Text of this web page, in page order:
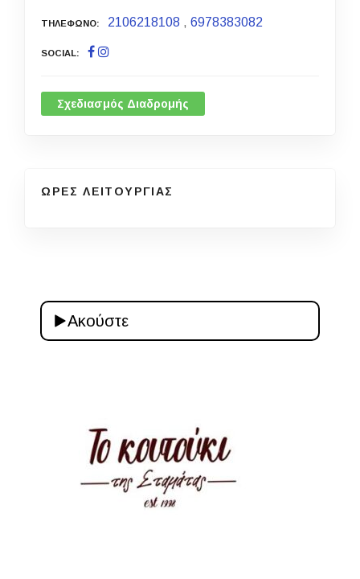
ΤΗΛΕΦΩΝΟ 2106218108 ,6978383082
SOCIAL
Σχεδιασμός Διαδρομής
ΩΡΕΣ ΛΕΙΤΟΥΡΓΙΑΣ
Ακούστε